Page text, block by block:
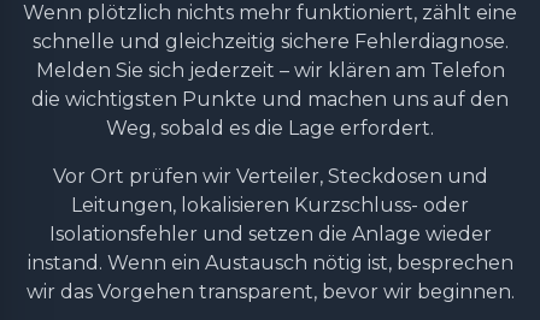
Wenn plötzlich nichts mehr funktioniert, zählt eine
schnelle und gleichzeitig sichere Fehlerdiagnose.
Melden Sie sich jederzeit – wir klären am Telefon
die wichtigsten Punkte und machen uns auf den
Weg, sobald es die Lage erfordert.
Vor Ort prüfen wir Verteiler, Steckdosen und
Leitungen, lokalisieren Kurzschluss- oder
Isolationsfehler und setzen die Anlage wieder
instand. Wenn ein Austausch nötig ist, besprechen
wir das Vorgehen transparent, bevor wir beginnen.